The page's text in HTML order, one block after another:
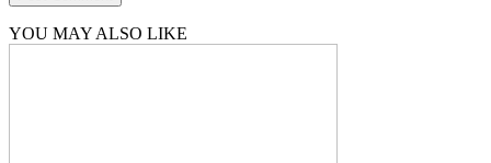
YOU MAY ALSO LIKE